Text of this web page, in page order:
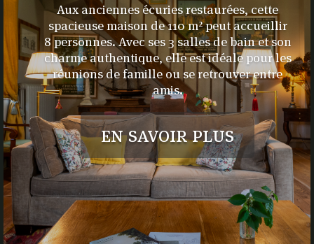
Aux anciennes écuries restaurées, cette
spacieuse maison de 110 m² peut accueillir
8 personnes. Avec ses 3 salles de bain et son
charme authentique, elle est idéale pour les
réunions de famille ou se retrouver entre
amis.
en savoir plus